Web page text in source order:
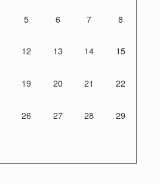
5 6 7 8
12 13 14 15
19 20 21 22
26 27 28 29